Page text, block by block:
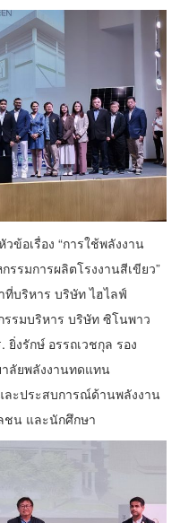
ข้อเรื่อง “การใช้พลังงาน
รมการผลิตโรงงานสีเขียว”
บริหาร บริษัท ไฮไลฟ์
รมบริหาร บริษัท ซิโนพาว
ยิ่งรักษ์ อรรถเวชกุล รอง
ลัยพลังงานทดแทน
ละประสบการณ์ด้านพลังงาน
ชน และนักศึกษา